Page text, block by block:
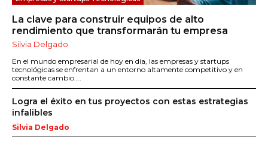
La clave para construir equipos de alto
rendimiento que transformarán tu empresa
Silvia Delgado
En el mundo empresarial de hoy en día, las empresas y startups
tecnológicas se enfrentan a un entorno altamente competitivo y en
constante cambio....
Logra el éxito en tus proyectos con estas estrategias
infalibles
Silvia Delgado